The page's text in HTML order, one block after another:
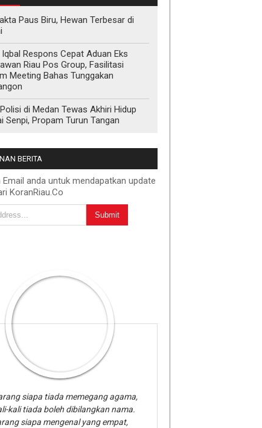
Paus Biru, Hewan Terbesar di
Iqbal Respons Cepat Aduan Eks
Riau Pos Group, Fasilitasi
Meeting Bahas Tunggakan
di Medan Tewas Akhiri Hidup
Senpi, Propam Turun Tangan
BERITA
Email anda untuk mendapatkan update
KoranRiau.Co
siapa tiada memegang agama,
kali tiada boleh dibilangkan nama.
siapa mengenal yang empat,